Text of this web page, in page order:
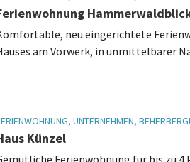
neu eingerichtete
am Vorwerk, in unmittelbarer
UNTERNEHMEN,
Künzel
Ferienwohnung für bis zu 4